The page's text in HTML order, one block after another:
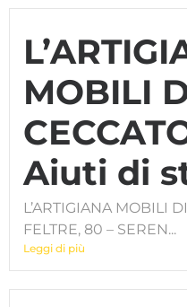
MOBILI
Aiuti di
L’ARTIGIANA MOBILI
FELTRE, 80 – SEREN...
Leggi di più